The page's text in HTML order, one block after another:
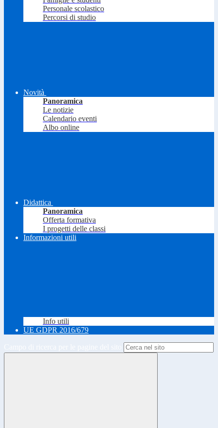
Personale scolastico
Percorsi di studio
Novità
Panoramica
Le notizie
Calendario eventi
Albo online
Didattica
Panoramica
Offerta formativa
I progetti delle classi
Informazioni utili
Info utili
UE GDPR 2016/679